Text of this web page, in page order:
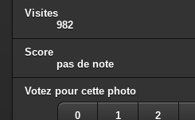
Visites
982
Score
pas de note
Votez pour cette photo
0 1 2